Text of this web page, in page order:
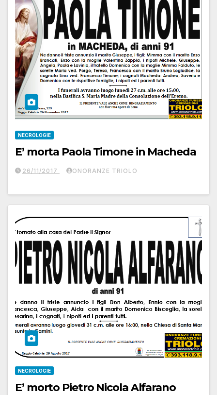
NECROLOGIE
E’ morta Paola Timone in Macheda
26/11/2017 ONORANZE TRIOLO
NECROLOGIE
E’ morto Pietro Nicola Alfarano